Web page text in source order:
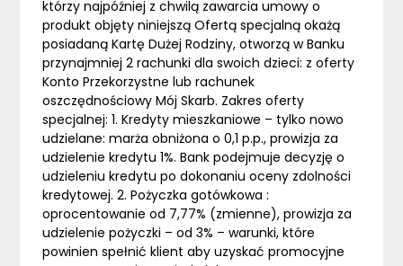
którzy najpóźniej z chwilą zawarcia umowy o
produkt objęty niniejszą Ofertą specjalną okażą
posiadaną Kartę Dużej Rodziny, otworzą w Banku
przynajmniej 2 rachunki dla swoich dzieci: z oferty
Konto Przekorzystne lub rachunek
oszczędnościowy Mój Skarb. Zakres oferty
specjalnej: 1. Kredyty mieszkaniowe – tylko nowo
udzielane: marża obniżona o 0,1 p.p., prowizja za
udzielenie kredytu 1%. Bank podejmuje decyzję o
udzieleniu kredytu po dokonaniu oceny zdolności
kredytowej. 2. Pożyczka gotówkowa :
oprocentowanie od 7,77% (zmienne), prowizja za
udzielenie pożyczki – od 3% – warunki, które
powinien spełnić klient aby uzyskać promocyjne